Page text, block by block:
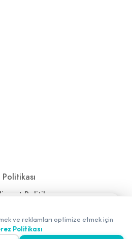
Politikası
Metni
ve reklamları optimize etmek için
Politikası
keşfedin!
✖